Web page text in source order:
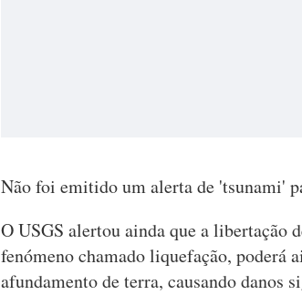
Não foi emitido um alerta de 'tsunami'
O USGS alertou ainda que a libertação
fenómeno chamado liquefação, poderá
afundamento de terra, causando danos